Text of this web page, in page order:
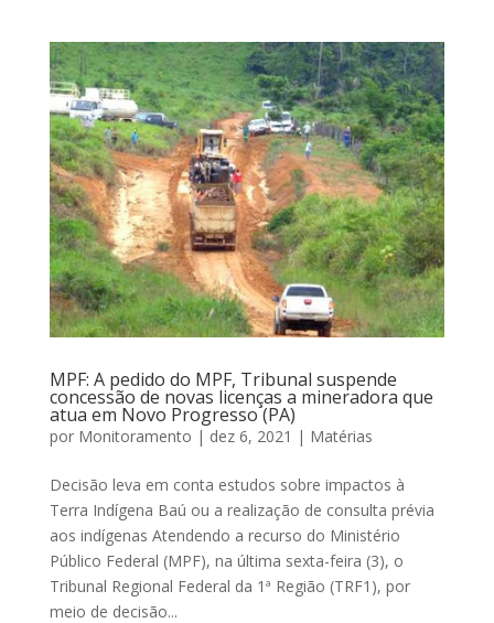
MPF: A pedido do MPF, Tribunal suspende
concessão de novas licenças a mineradora que
atua em Novo Progresso (PA)
por Monitoramento | dez 6, 2021 | Matérias
Decisão leva em conta estudos sobre impactos à
Terra Indígena Baú ou a realização de consulta prévia
aos indígenas Atendendo a recurso do Ministério
Público Federal (MPF), na última sexta-feira (3), o
Tribunal Regional Federal da 1ª Região (TRF1), por
meio de decisão...